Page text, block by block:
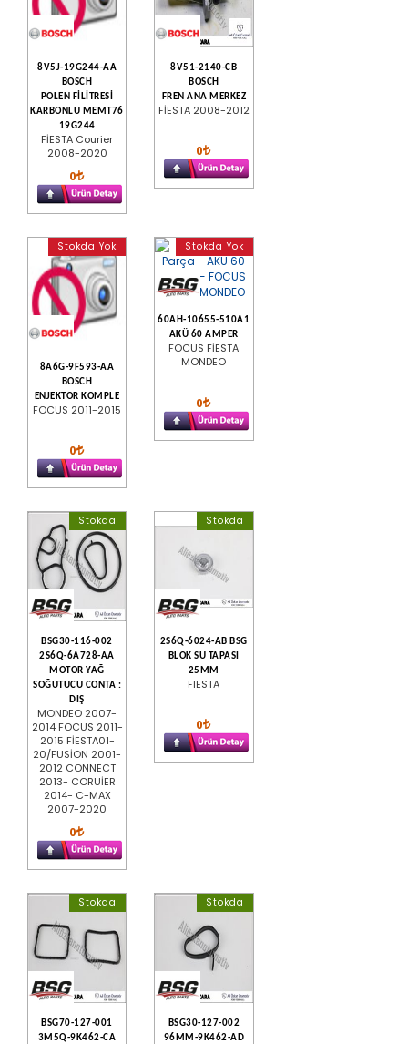
8V5J-19G244-AA
BOSCH
POLEN FİLİTRESİ
KARBONLU MEMT76
19G244
FİESTA Courier
2008-2020
0
8V51-2140-CB
BOSCH
FREN ANA MERKEZ
FİESTA 2008-2012
0
Stokda Yok
8A6G-9F593-AA
BOSCH
ENJEKTOR KOMPLE
FOCUS 2011-2015
0
Stokda Yok
60AH-10655-510A1
AKÜ 60 AMPER
FOCUS FİESTA
MONDEO
0
Stokda
BSG30-116-002
2S6Q-6A728-AA
MOTOR YAĞ
SOĞUTUCU CONTA :
DIŞ
MONDEO 2007-
2014 FOCUS 2011-
2015 FİESTA01-
20/FUSİON 2001-
2012 CONNECT
2013- CORUİER
2014- C-MAX
2007-2020
0
Stokda
2S6Q-6024-AB BSG
BLOK SU TAPASI
25MM
FIESTA
0
Stokda
BSG70-127-001
3M5Q-9K462-CA
Stokda
BSG30-127-002
96MM-9K462-AD